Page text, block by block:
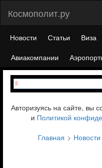
Космополит.ру
Новости Статьи Виза
Авиакомпании
Авторизуясь на сайте, вы
и Политикой
Главная
Новости